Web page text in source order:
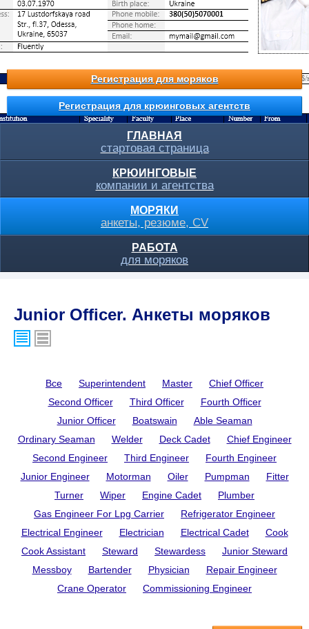
Регистрация для моряков
Регистрация для крюинговых агентств
ГЛАВНАЯ
стартовая страница
КРЮИНГОВЫЕ
компании и агентства
МОРЯКИ
анкеты, резюме, CV
РАБОТА
для моряков
Junior Officer. Анкеты моряков
Все Superintendent Master
Chief Officer
Second Officer
Third Officer
Fourth Officer
Junior Officer
Boatswain
Able Seaman
Ordinary Seaman
Welder Deck Cadet
Chief Engineer
Second Engineer
Third Engineer
Fourth Engineer
Junior Engineer
Motorman Oiler Pumpman
Fitter
Turner
Wiper Engine Cadet
Plumber
Gas Engineer For Lpg Carrier
Refrigerator Engineer
Electrical Engineer
Electrician Electrical Cadet
Cook
Cook Assistant
Steward Stewardess
Junior Steward
Messboy
Bartender Physician
Repair Engineer
Crane Operator
Commissioning Engineer